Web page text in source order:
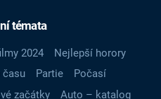
témata
2024
Nejlepší horory
času Partie
Počasí
začátky
Auto – katalog